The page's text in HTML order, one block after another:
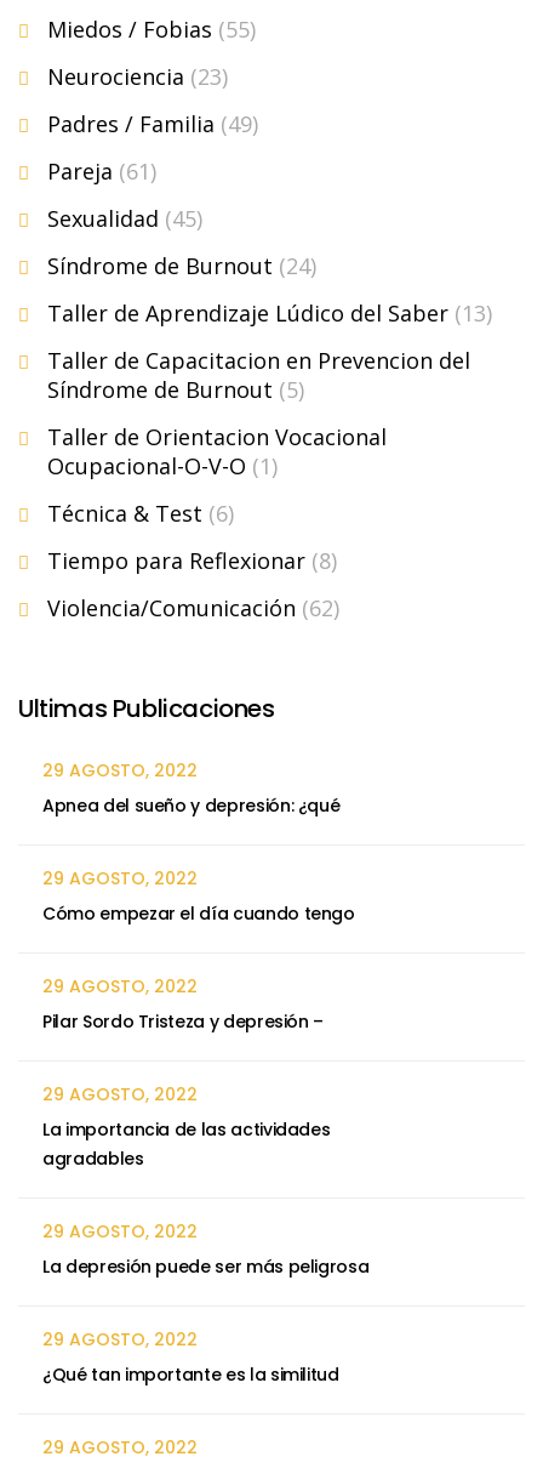
Miedos / Fobias (55)
Neurociencia (23)
Padres / Familia (49)
Pareja (61)
Sexualidad (45)
Síndrome de Burnout (24)
Taller de Aprendizaje Lúdico del Saber (13)
Taller de Capacitacion en Prevencion del
Síndrome de Burnout (5)
Taller de Orientacion Vocacional
Ocupacional-O-V-O (1)
Técnica & Test (6)
Tiempo para Reflexionar (8)
Violencia/Comunicación (62)
Ultimas Publicaciones
29 AGOSTO, 2022
Apnea del sueño y depresión: ¿qué
29 AGOSTO, 2022
Cómo empezar el día cuando tengo
29 AGOSTO, 2022
Pilar Sordo Tristeza y depresión –
29 AGOSTO, 2022
La importancia de las actividades
agradables
29 AGOSTO, 2022
La depresión puede ser más peligrosa
29 AGOSTO, 2022
¿Qué tan importante es la similitud
29 AGOSTO, 2022